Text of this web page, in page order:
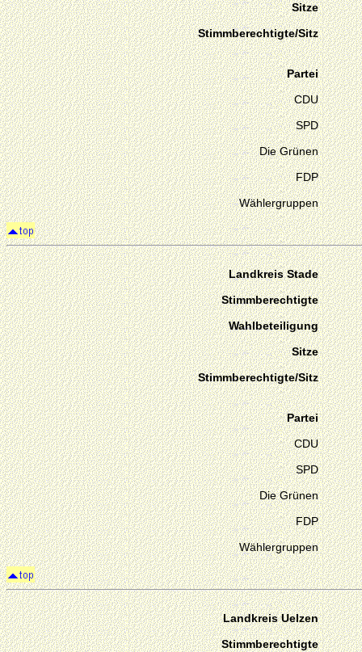
Sitze
Stimmberechtigte/Sitz
Partei
CDU
SPD
Die Grünen
FDP
Wählergruppen
Landkreis Stade
Stimmberechtigte
Wahlbeteiligung
Sitze
Stimmberechtigte/Sitz
Partei
CDU
SPD
Die Grünen
FDP
Wählergruppen
Landkreis Uelzen
Stimmberechtigte